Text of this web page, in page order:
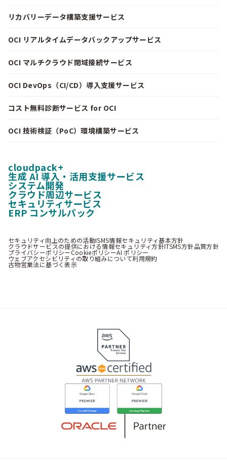
リカバリーデータ構築支援サービス
OCI リアルタイムデータバックアップサービス
OCI マルチクラウド閉域接続サービス
OCI DevOps（CI/CD）導入支援サービス
コスト無料診断サービス for OCI
OCI 技術検証（PoC）環境構築サービス
cloudpack+
生成 AI 導入・活用支援サービス
システム開発
クラウド周辺サービス
セキュリティサービス
ERP コンサルパック
セキュリティ向上のための活動ISMS情報セキュリティ基本方針
クラウドサービスの提供における情報セキュリティ方針ITSMS方針品質方針
プライバシーポリシーCookieポリシーAI ポリシー
ウェブアクセシビリティの取り組みについて利用規約
古物営業法に基づく表示